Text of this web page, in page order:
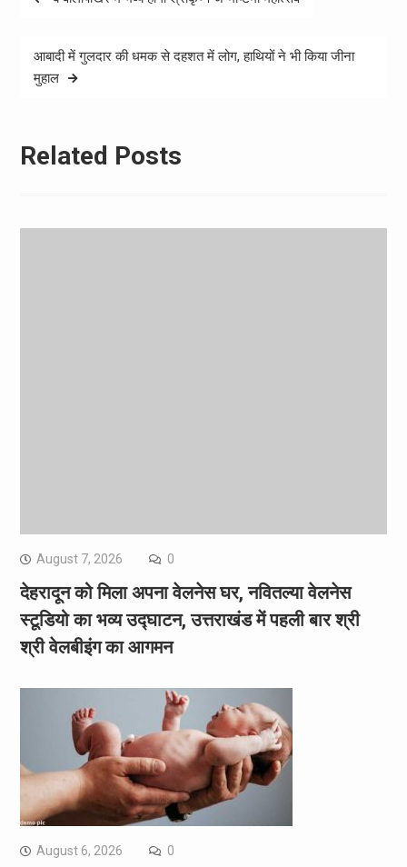
आबादी में गुलदार की धमक से दहशत में लोग, हाथियों ने भी किया जीना
मुहाल
Related Posts
August 7, 2026 0
देहरादून को मिला अपना वेलनेस घर, नवितल्या वेलनेस
स्टूडियो का भव्य उद्घाटन, उत्तराखंड में पहली बार श्री
श्री वेलबीइंग का आगमन
August 6, 2026 0